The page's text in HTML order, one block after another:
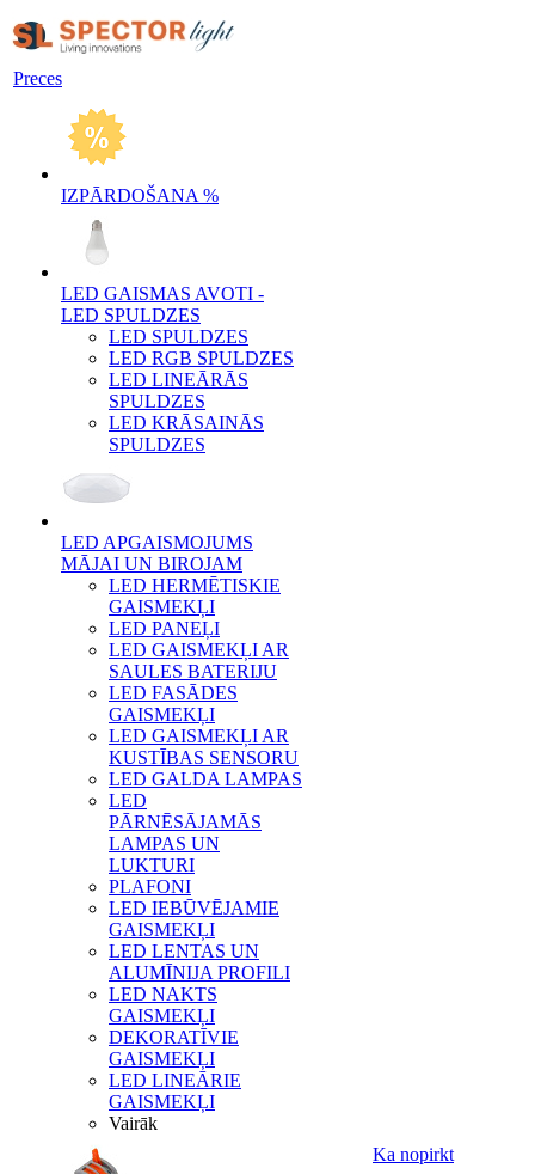
Preces
IZPĀRDOŠANA %
LED GAISMAS AVOTI -
LED SPULDZES
LED SPULDZES
LED RGB SPULDZES
LED LINEĀRĀS
SPULDZES
LED KRĀSAINĀS
SPULDZES
LED APGAISMOJUMS
MĀJAI UN BIROJAM
LED HERMĒTISKIE
GAISMEKĻI
LED PANEĻI
LED GAISMEKĻI AR
SAULES BATERIJU
LED FASĀDES
GAISMEKĻI
LED GAISMEKĻI AR
KUSTĪBAS SENSORU
LED GALDA LAMPAS
LED
PĀRNĒSĀJAMĀS
LAMPAS UN
LUKTURI
PLAFONI
LED IEBŪVĒJAMIE
GAISMEKĻI
LED LENTAS UN
ALUMĪNIJA PROFILI
LED NAKTS
GAISMEKĻI
DEKORATĪVIE
GAISMEKĻI
LED LINEĀRIE
GAISMEKĻI
Vairāk
Ka nopirkt